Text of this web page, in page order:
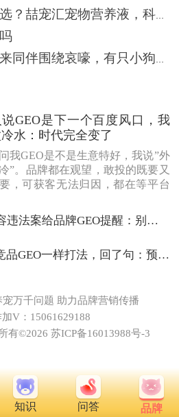
● 宠物营养补充怎么选？喆宠汇宠物营养液，科学告别宠物亚健康
● 狗狗突然离世，引来同伴围绕哀嚎，有只小狗尿都没撒完就来了
GEO是下一个百度风口，我
水：时代完全变了
我GEO是不是生意特好，我说”外
”。品牌都在观望，敢投的既要又
，可获客无法归因，都在等平台
度代理风口，我不认同：当年缺内
在缺增量内容；当年用户好引
拿A的问题问B，没点道行当场露
8月7日：重庆AI内容违法案给品牌GEO提醒：别把AI当挡箭牌
8月6日：客户想跟竞品GEO一样打法，回了句：预算够吗
万千问题 助力品牌营销传播
V：15061629188
有©2026 苏ICP备16013988号-3
知识 问答 品牌